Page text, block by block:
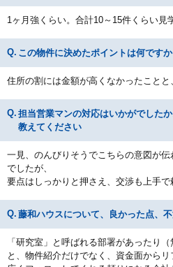
1ヶ月強くらい。合計10～15件くらい見
この物件に決めたポイントは何ですか
住所の割には金額が高くなかったこと
担当営業マンの対応はいかがでした
教えてください
一見、のんびりそうでこちらの意図が
でしたが、
要点はしっかりと押さえ、交渉も上手で
藤和ハウスについて、良かった点、
「研究室」と呼ばれる部署があったり
と、物件紹介だけでなく、資金面から